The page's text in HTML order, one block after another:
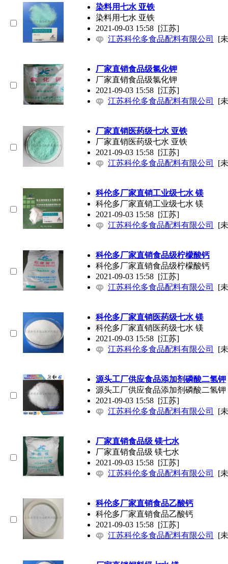
染料用七水 亚铁
染料用七水 亚铁
2021-09-03 15:58 [江苏]
江苏科伦多食品配料有限公司
[
厂家直销食品级氯化钾
厂家直销食品级氯化钾
2021-09-03 15:58 [江苏]
江苏科伦多食品配料有限公司
[
厂家直销医药级七水 亚铁
厂家直销医药级七水 亚铁
2021-09-03 15:58 [江苏]
江苏科伦多食品配料有限公司
[
科伦多厂家直销工业级七水 镁
科伦多厂家直销工业级七水 镁
2021-09-03 15:58 [江苏]
江苏科伦多食品配料有限公司
[
科伦多厂家直销食品级柠檬酸钙
科伦多厂家直销食品级柠檬酸钙
2021-09-03 15:58 [江苏]
江苏科伦多食品配料有限公司
[
科伦多厂家直销医药级七水 镁
科伦多厂家直销医药级七水 镁
2021-09-03 15:58 [江苏]
江苏科伦多食品配料有限公司
[
源头工厂供应食品添加剂磷酸二氢钾
源头工厂供应食品添加剂磷酸二氢钾
2021-09-03 15:58 [江苏]
江苏科伦多食品配料有限公司
[
厂家直销食品级 镁七水
厂家直销食品级 镁七水
2021-09-03 15:58 [江苏]
江苏科伦多食品配料有限公司
[
科伦多厂家直销食品乙酸钙
科伦多厂家直销食品乙酸钙
2021-09-03 15:58 [江苏]
江苏科伦多食品配料有限公司
[